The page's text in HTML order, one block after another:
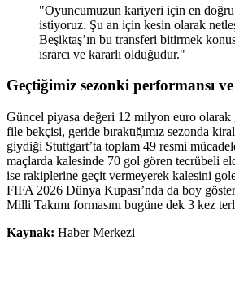
"Oyuncumuzun kariyeri için en doğru
istiyoruz. Şu an için kesin olarak
Beşiktaş’ın bu transferi bitirmek
ısrarcı ve kararlı olduğudur."
Geçtiğimiz sezonki performansı
Güncel piyasa değeri 12 milyon euro olarak
file bekçisi, geride bıraktığımız sezonda
giydiği Stuttgart’ta toplam 49 resmi
maçlarda kalesinde 70 gol gören tecrübeli
ise rakiplerine geçit vermeyerek kalesini gole
FIFA 2026 Dünya Kupası’nda da boy
Milli Takımı formasını bugüne dek 3 kez
Kaynak: Haber Merkezi